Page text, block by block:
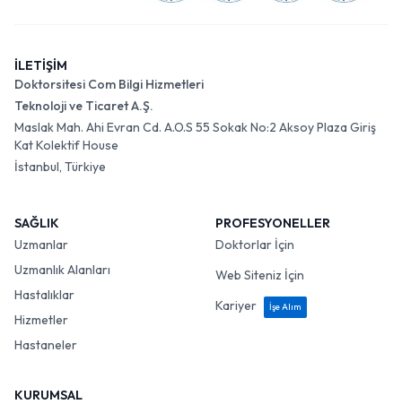
İLETİŞİM
Doktorsitesi Com Bilgi Hizmetleri
Teknoloji ve Ticaret A.Ş.
Maslak Mah. Ahi Evran Cd. A.O.S 55 Sokak No:2 Aksoy Plaza Giriş
Kat Kolektif House
İstanbul, Türkiye
SAĞLIK
Uzmanlar
Uzmanlık Alanları
Hastalıklar
Hizmetler
Hastaneler
PROFESYONELLER
Doktorlar İçin
Web Siteniz İçin
Kariyer
İşe Alım
KURUMSAL